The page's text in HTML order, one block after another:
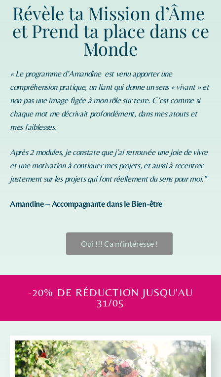
Révèle ta Mission d’Âme
et Prend ta place dans ce
Monde
« Le programme d’Amandineest venu apporter une
compréhension pratique, un liant qui donne un sens « vivant » et
non pas une image figée à mon rôle sur terre. C’est comme si
chaque mot me décrivait profondément, dans mes atouts et
mes faiblesses.
Après 2 modules, je constate que j’ai retrouvée une joie de vivre
et une motivation à continuer mes projets, et aussi à recentrer
justement sur les projets qui font réellement du sens pour moi.”
Amandine – Accompagnante dans le Bien-être
Oui !!! Ca m'intéresse !
-20% DE RÉDUCTION JUSQU'AU
31/05